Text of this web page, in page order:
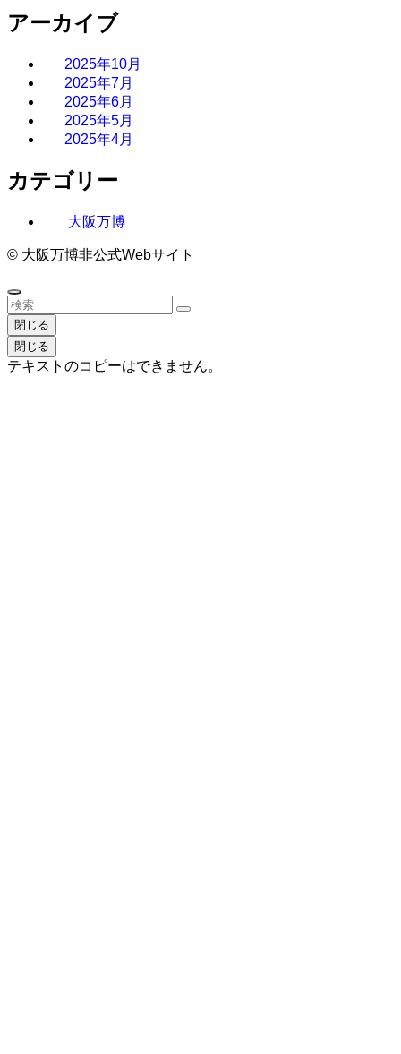
アーカイブ
2025年10月
2025年7月
2025年6月
2025年5月
2025年4月
カテゴリー
大阪万博
© 大阪万博非公式Webサイト
閉じる
閉じる
テキストのコピーはできません。